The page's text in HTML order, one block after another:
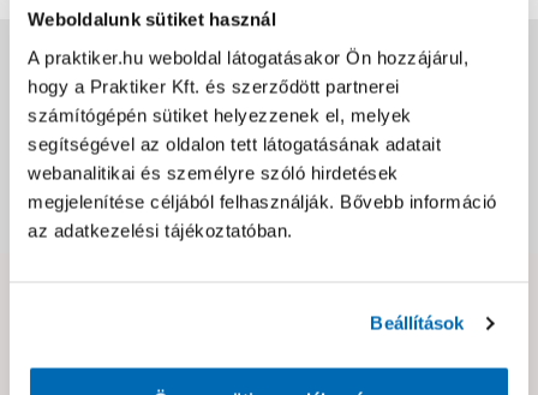
Weboldalunk sütiket használ
A praktiker.hu weboldal látogatásakor Ön hozzájárul,
hogy a Praktiker Kft. és szerződött partnerei
számítógépén sütiket helyezzenek el, melyek
segítségével az oldalon tett látogatásának adatait
webanalitikai és személyre szóló hirdetések
megjelenítése céljából felhasználják. Bővebb információ
az adatkezelési tájékoztatóban.
Beállítások
Jótállás, szavatosság
Csomagolási és súly információk
Dokumentumok, felelős személy